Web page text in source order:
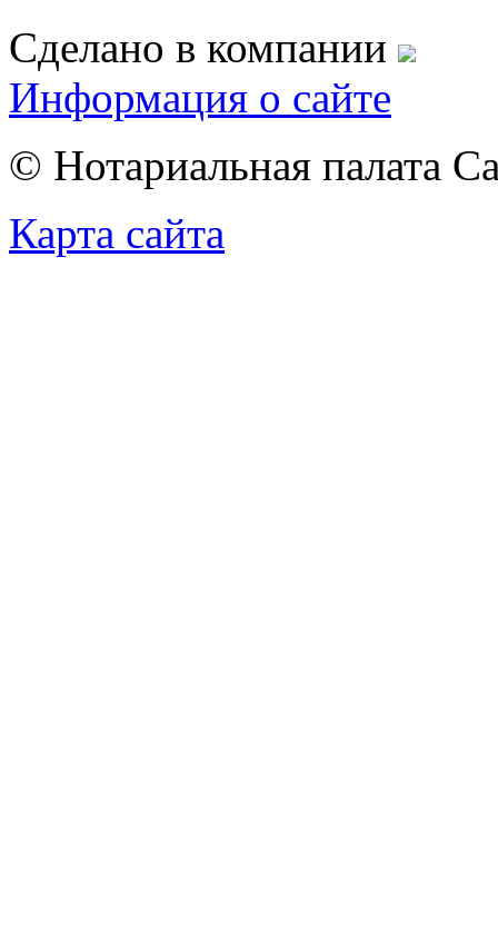
Сделано в компании
Информация о сайте
© Нотариальная палата
Карта сайта